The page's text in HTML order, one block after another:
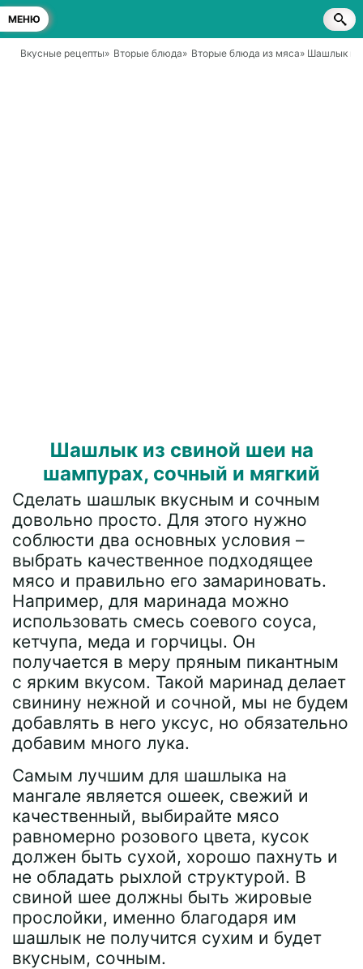
МЕНЮ
Вкусные рецепты» Вторые блюда» Вторые блюда из мяса» Шашлык из
Шашлык из свиной шеи на
шампурах, сочный и мягкий
Сделать шашлык вкусным и сочным
довольно просто. Для этого нужно
соблюсти два основных условия –
выбрать качественное подходящее
мясо и правильно его замариновать.
Например, для маринада можно
использовать смесь соевого соуса,
кетчупа, меда и горчицы. Он
получается в меру пряным пикантным
с ярким вкусом. Такой маринад делает
свинину нежной и сочной, мы не будем
добавлять в него уксус, но обязательно
добавим много лука.
Самым лучшим для шашлыка на
мангале является ошеек, свежий и
качественный, выбирайте мясо
равномерно розового цвета, кусок
должен быть сухой, хорошо пахнуть и
не обладать рыхлой структурой. В
свиной шее должны быть жировые
прослойки, именно благодаря им
шашлык не получится сухим и будет
вкусным, сочным.